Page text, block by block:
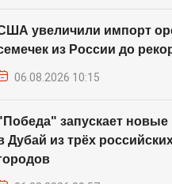
увеличили импорт
из России до
06.08.2026 10:15
запускает
Дубай из трёх